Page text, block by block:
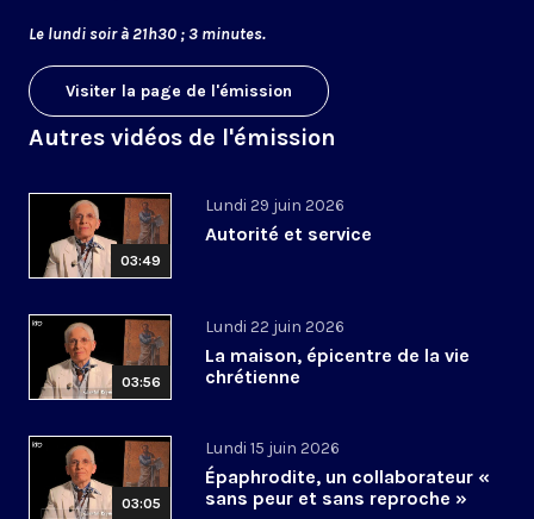
Le lundi soir à 21h30 ; 3 minutes.
Visiter la page de l'émission
Autres vidéos de l'émission
03:49
Lundi 29 juin 2026
Autorité et service
03:56
Lundi 22 juin 2026
La maison, épicentre de la vie
chrétienne
03:05
Lundi 15 juin 2026
Épaphrodite, un collaborateur «
sans peur et sans reproche »